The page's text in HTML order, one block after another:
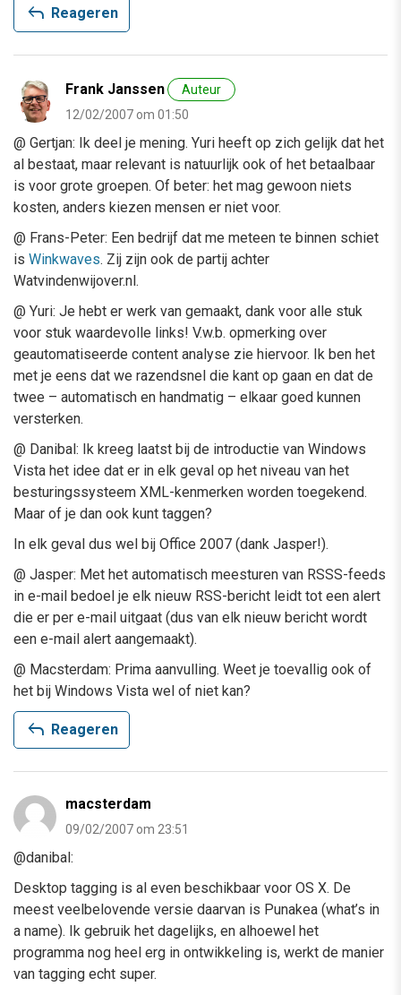
reply Reageren
Frank Janssen
Auteur
12/02/2007 om 01:50
@ Gertjan: Ik deel je mening. Yuri heeft op zich gelijk dat het
al bestaat, maar relevant is natuurlijk ook of het betaalbaar
is voor grote groepen. Of beter: het mag gewoon niets
kosten, anders kiezen mensen er niet voor.
@ Frans-Peter: Een bedrijf dat me meteen te binnen schiet
is Winkwaves. Zij zijn ook de partij achter
Watvindenwijover.nl.
@ Yuri: Je hebt er werk van gemaakt, dank voor alle stuk
voor stuk waardevolle links! V.w.b. opmerking over
geautomatiseerde content analyse zie hiervoor. Ik ben het
met je eens dat we razendsnel die kant op gaan en dat de
twee – automatisch en handmatig – elkaar goed kunnen
versterken.
@ Danibal: Ik kreeg laatst bij de introductie van Windows
Vista het idee dat er in elk geval op het niveau van het
besturingssysteem XML-kenmerken worden toegekend.
Maar of je dan ook kunt taggen?
In elk geval dus wel bij Office 2007 (dank Jasper!).
@ Jasper: Met het automatisch meesturen van RSSS-feeds
in e-mail bedoel je elk nieuw RSS-bericht leidt tot een alert
die er per e-mail uitgaat (dus van elk nieuw bericht wordt
een e-mail alert aangemaakt).
@ Macsterdam: Prima aanvulling. Weet je toevallig ook of
het bij Windows Vista wel of niet kan?
reply Reageren
macsterdam
09/02/2007 om 23:51
@danibal:
Desktop tagging is al even beschikbaar voor OS X. De
meest veelbelovende versie daarvan is Punakea (what’s in
a name). Ik gebruik het dagelijks, en alhoewel het
programma nog heel erg in ontwikkeling is, werkt de manier
van tagging echt super.